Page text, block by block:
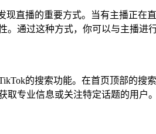
现直播的重要方式。当有主播正
。通过这种方式，你可以与主播进
的搜索功能。在首页顶部的
取专业信息或关注特定话题的用户